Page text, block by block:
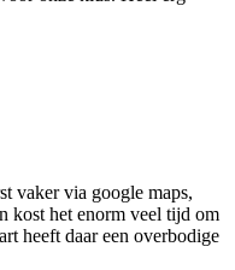
vaker via google maps,
kost het enorm veel tijd om
heeft daar een overbodige